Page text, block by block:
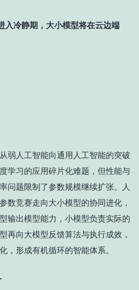
入冷静期，大小模型将在云边端
弱人工智能向通用人工智能的突破
学习的应用碎片化难题，但性能与
问题限制了参数规模继续扩张。人
数竞赛走向大小模型的协同进化，
输出模型能力，小模型负责实际的
再向大模型反馈算法与执行成效，
，形成有机循环的智能体系。